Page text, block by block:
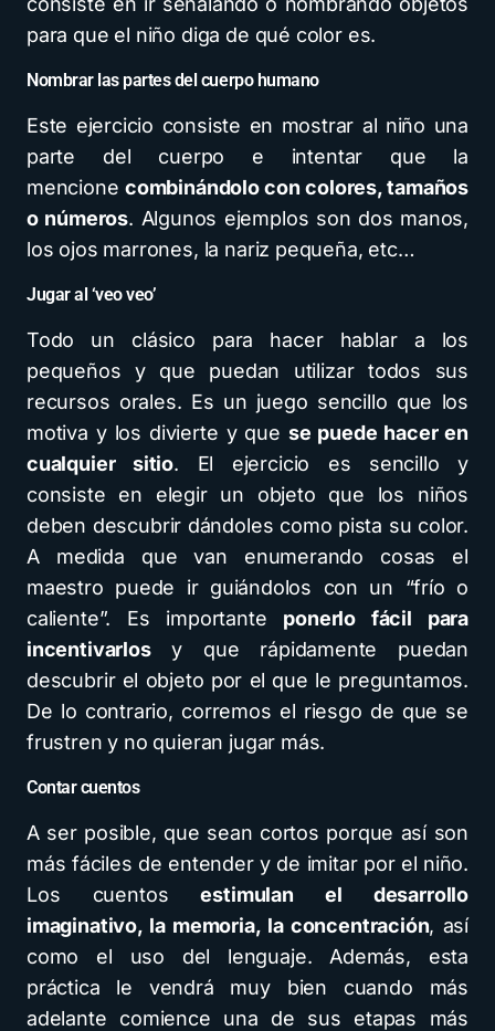
para que el niño diga de qué color es.
Nombrar las partes del cuerpo humano
Este ejercicio consiste en mostrar al niño una
parte del cuerpo e intentar que la
mencionecombinándolo con colores, tamaños
o números. Algunos ejemplos son dos manos,
los ojos marrones, la nariz pequeña, etc…
Jugar al ‘veo veo’
Todo un clásico para hacer hablar a los
pequeños y que puedan utilizar todos sus
recursos orales. Es un juego sencillo que los
motiva y los divierte y que se puede hacer en
cualquier sitio. El ejercicio es sencillo y
consiste en elegir un objeto que los niños
deben descubrir dándoles como pista su color.
A medida que van enumerando cosas el
maestro puede ir guiándolos con un “frío o
caliente”. Es importante ponerlo fácil para
incentivarlosy que rápidamente puedan
descubrir el objeto por el que le preguntamos.
De lo contrario, corremos el riesgo de que se
frustren y no quieran jugar más.
Contar cuentos
A ser posible, que sean cortos porque así son
más fáciles de entender y de imitar por el niño.
Los cuentosestimulan el desarrollo
imaginativo, la memoria, la concentración, así
como el uso del lenguaje. Además, esta
práctica le vendrá muy bien cuando más
adelante comience una de sus etapas más